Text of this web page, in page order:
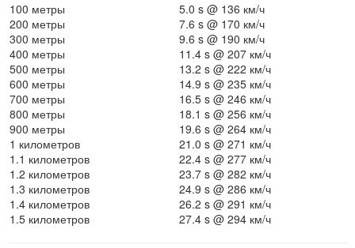
100 метры
5.0 s @ 136 км/ч
200 метры
7.6 s @ 170 км/ч
300 метры
9.6 s @ 190 км/ч
400 метры
11.4 s @ 207 км/ч
500 метры
13.2 s @ 222 км/ч
600 метры
14.9 s @ 235 км/ч
700 метры
16.5 s @ 246 км/ч
800 метры
18.1 s @ 256 км/ч
900 метры
19.6 s @ 264 км/ч
1 километров
21.0 s @ 271 км/ч
1.1 километров
22.4 s @ 277 км/ч
1.2 километров
23.7 s @ 282 км/ч
1.3 километров
24.9 s @ 286 км/ч
1.4 километров
26.2 s @ 291 км/ч
1.5 километров
27.4 s @ 294 км/ч